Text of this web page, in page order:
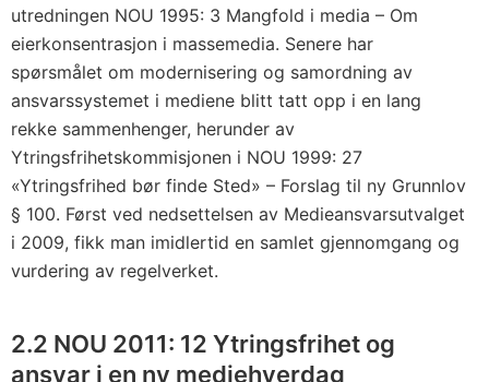
utredningen NOU 1995: 3 Mangfold i media – Om
eierkonsentrasjon i massemedia. Senere har
spørsmålet om modernisering og samordning av
ansvarssystemet i mediene blitt tatt opp i en lang
rekke sammenhenger, herunder av
Ytringsfrihetskommisjonen i NOU 1999: 27
«Ytringsfrihed bør finde Sted» – Forslag til ny Grunnlov
§ 100. Først ved nedsettelsen av Medieansvarsutvalget
i 2009, fikk man imidlertid en samlet gjennomgang og
vurdering av regelverket.
2.2 NOU 2011: 12 Ytringsfrihet og
ansvar i en ny mediehverdag